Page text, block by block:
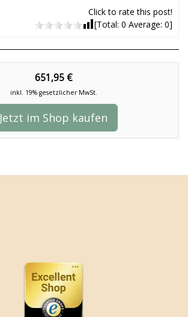
Click to rate this post!
[Total: 0 Average: 0]
651,95 €
inkl. 19% gesetzlicher MwSt.
Jetzt im Shop kaufen